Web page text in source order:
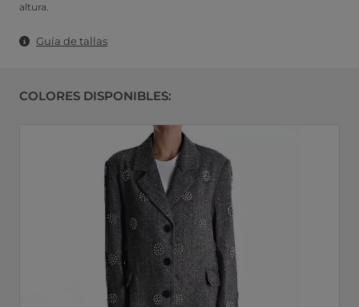
altura.
Guía de tallas
COLORES DISPONIBLES: